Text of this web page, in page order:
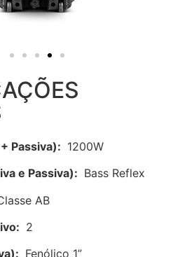
Passiva): 1200W
e Passiva): Bass Reflex
AB
2
Fenólico 1”